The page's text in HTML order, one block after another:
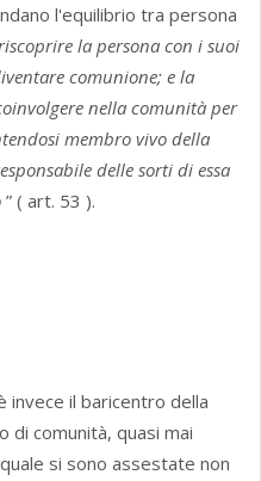
l'equilibrio tra persona
la persona con i suoi
comunione; e la
nella comunità per
membro vivo della
delle sorti di essa
” ( art. 53 ).
invece il baricentro della
di comunità, quasi mai
si sono assestate non